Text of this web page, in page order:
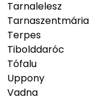
Tarnalelesz
Tarnaszentmária
Terpes
Tibolddaróc
Tófalu
Uppony
Vadna